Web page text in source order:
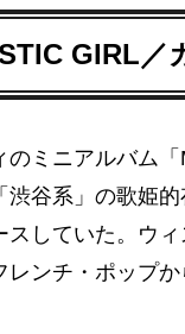
GIRL／
のミニアルバム
渋谷系」の歌姫
スしていた。ウ
レンチ・ポップ